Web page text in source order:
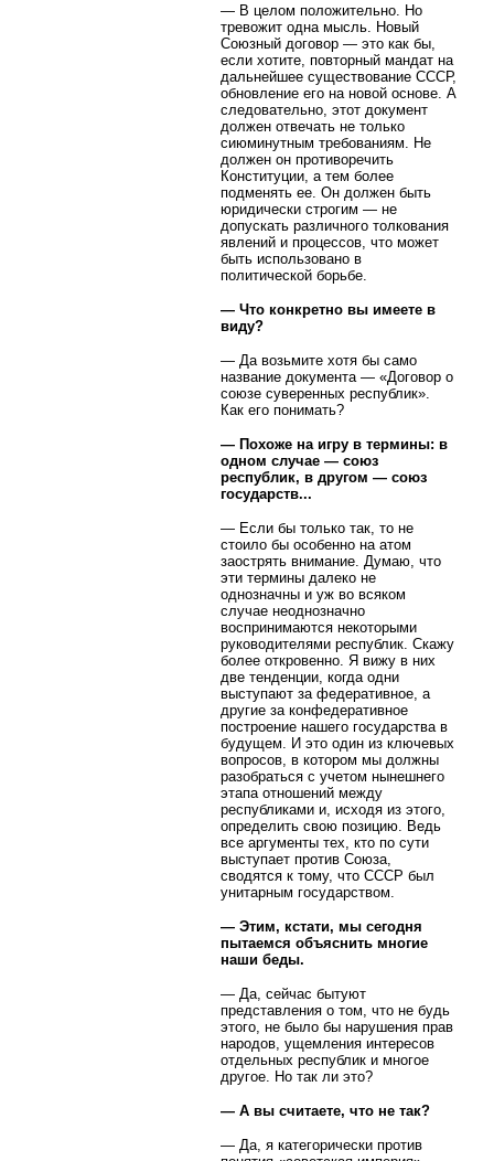
— В целом положительно. Но
тревожит одна мысль. Новый
Союзный договор — это как бы,
если хотите, повторный мандат на
дальнейшее существование СССР,
обновление его на новой основе. А
следовательно, этот документ
должен отвечать не только
сиюминутным требованиям. Не
должен он противоречить
Конституции, а тем более
подменять ее. Он должен быть
юридически строгим — не
допускать различного толкования
явлений и процессов, что может
быть использовано в
политической борьбе.
— Что конкретно вы имеете в
виду?
— Да возьмите хотя бы само
название документа — «Договор о
союзе суверенных республик».
Как его понимать?
— Похоже на игру в термины: в
одном случае — союз
республик, в другом — союз
государств...
— Если бы только так, то не
стоило бы особенно на атом
заострять внимание. Думаю, что
эти термины далеко не
однозначны и уж во всяком
случае неоднозначно
воспринимаются некоторыми
руководителями республик. Скажу
более откровенно. Я вижу в них
две тенденции, когда одни
выступают за федеративное, а
другие за конфедеративное
построение нашего государства в
будущем. И это один из ключевых
вопросов, в котором мы должны
разобраться с учетом нынешнего
этапа отношений между
республиками и, исходя из этого,
определить свою позицию. Ведь
все аргументы тех, кто по сути
выступает против Союза,
сводятся к тому, что СССР был
унитарным государством.
— Этим, кстати, мы сегодня
пытаемся объяснить многие
наши беды.
— Да, сейчас бытуют
представления о том, что не будь
этого, не было бы нарушения прав
народов, ущемления интересов
отдельных республик и многое
другое. Но так ли это?
— А вы считаете, что не так?
— Да, я категорически против